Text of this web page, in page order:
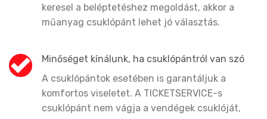
keresel a beléptetéshez megoldást, akkor a
műanyag csuklópánt lehet jó választás.
Minőséget kínálunk, ha csuklópántról van szó
A csuklópántok esetében is garantáljuk a
komfortos viseletet. A TICKETSERVICE-s
csuklópánt nem vágja a vendégek csuklóját,